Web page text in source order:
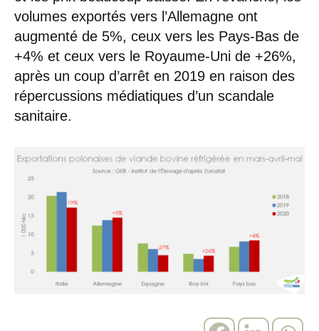
volumes exportés vers l’Allemagne ont
augmenté de 5%, ceux vers les Pays-Bas de
+4% et ceux vers le Royaume-Uni de +26%,
après un coup d’arrêt en 2019 en raison des
répercussions médiatiques d’un scandale
sanitaire.